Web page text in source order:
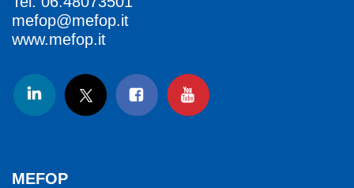
mefop@mefop.it
www.mefop.it
MEFOP